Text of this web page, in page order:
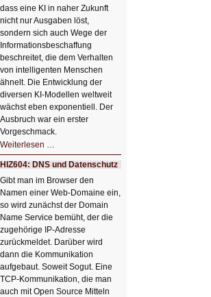
dass eine KI in naher Zukunft
nicht nur Ausgaben löst,
sondern sich auch Wege der
Informationsbeschaffung
beschreitet, die dem Verhalten
von intelligenten Menschen
ähnelt. Die Entwicklung der
diversen KI-Modellen weltweit
wächst eben exponentiell. Der
Ausbruch war ein erster
Vorgeschmack.
Weiterlesen …
Der
Ausbruch
der
KI
HIZ604: DNS und Datenschutz
Gibt man im Browser den
Namen einer Web-Domaine ein,
so wird zunächst der Domain
Name Service bemüht, der die
zugehörige IP-Adresse
zurückmeldet. Darüber wird
dann die Kommunikation
aufgebaut. Soweit Sogut. Eine
TCP-Kommunikation, die man
auch mit Open Source Mitteln